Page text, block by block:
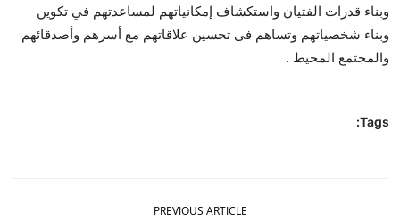
وبناء قدرات الفتيان واستكشاف إمكانياتهم لمساعدتهم في تكوين
وبناء شخصياتهم وتساهم فى تحسين علاقاتهم مع أسرهم وأصدقائهم
والمجتمع المحيط .
Tags:
PREVIOUS ARTICLE